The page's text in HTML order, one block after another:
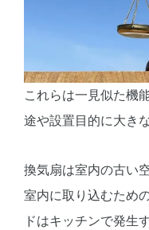
これらは一見似た機
途や設置目的に大き
換気扇は室内の古い
室内に取り込むため
ドはキッチンで発生